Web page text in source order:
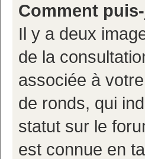
Comment
Il y a deux
de la
associée à
de ronds, qui
statut sur le
est connue en